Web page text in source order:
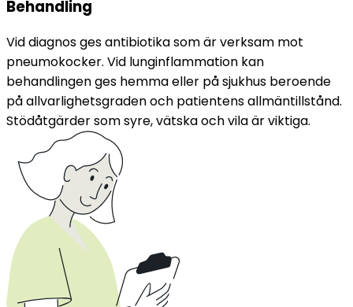
Behandling
Vid diagnos ges antibiotika som är verksam mot
pneumokocker. Vid lunginflammation kan
behandlingen ges hemma eller på sjukhus beroende
på allvarlighetsgraden och patientens allmäntillstånd.
Stödåtgärder som syre, vätska och vila är viktiga.